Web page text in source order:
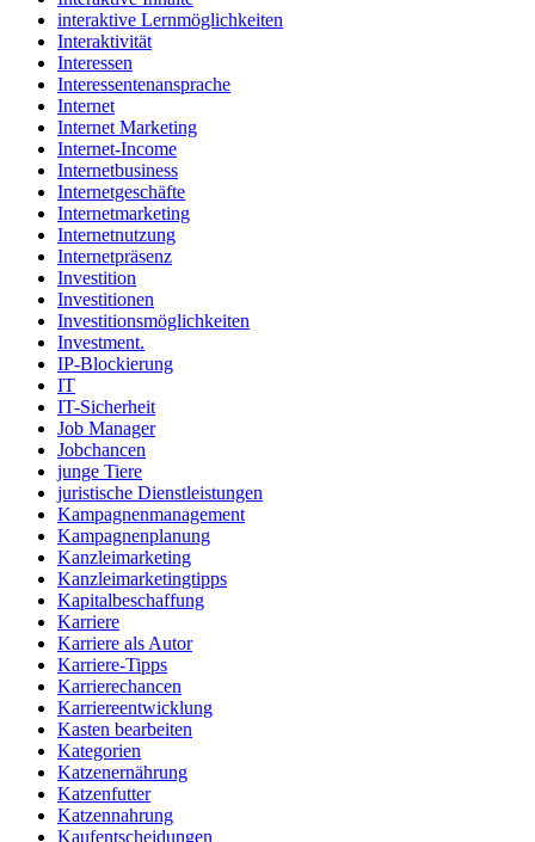
interaktive Lernmöglichkeiten
Interaktivität
Interessen
Interessentenansprache
Internet
Internet Marketing
Internet-Income
Internetbusiness
Internetgeschäfte
Internetmarketing
Internetnutzung
Internetpräsenz
Investition
Investitionen
Investitionsmöglichkeiten
Investment.
IP-Blockierung
IT
IT-Sicherheit
Job Manager
Jobchancen
junge Tiere
juristische Dienstleistungen
Kampagnenmanagement
Kampagnenplanung
Kanzleimarketing
Kanzleimarketingtipps
Kapitalbeschaffung
Karriere
Karriere als Autor
Karriere-Tipps
Karrierechancen
Karriereentwicklung
Kasten bearbeiten
Kategorien
Katzenernährung
Katzenfutter
Katzennahrung
Kaufentscheidungen